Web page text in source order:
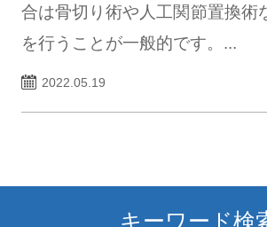
合は骨切り術や人工関節置換術
を行うことが一般的です。...
2022.05.19
キーワード検